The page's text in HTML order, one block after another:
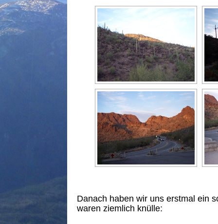
Danach haben wir uns erstmal ein
waren ziemlich knülle: